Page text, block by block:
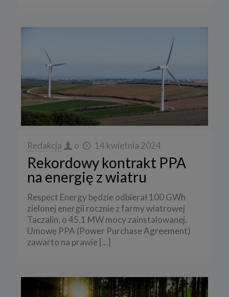
Redakcja o 14 kwietnia 2024
Rekordowy kontrakt PPA
na energię z wiatru
Respect Energy będzie odbierał 100 GWh
zielonej energii rocznie z farmy wiatrowej
Taczalin, o 45,1 MW mocy zainstalowanej.
Umowę PPA (Power Purchase Agreement)
zawarto na prawie […]